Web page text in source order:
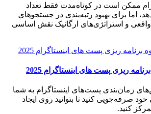
ممکن است در کوتاه‌مدت فقط تعداد
اما برای بهبود رتبه‌بندی در جستجوهای
واقعی و استراتژی‌های ارگانیک نقش اساسی
ریزی پست های اینستاگرام 2025
زمان‌بندی پست‌های اینستاگرام به شما
صرفه‌جویی کنید تا بتوانید روی ایجاد
کنید.